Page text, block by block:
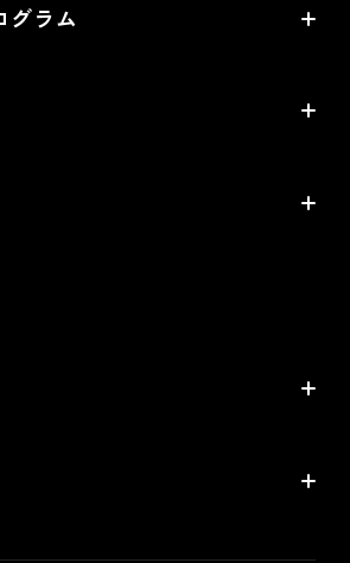
覧
グラム
ー一覧
ー一覧
ーティング
channelサービス規約